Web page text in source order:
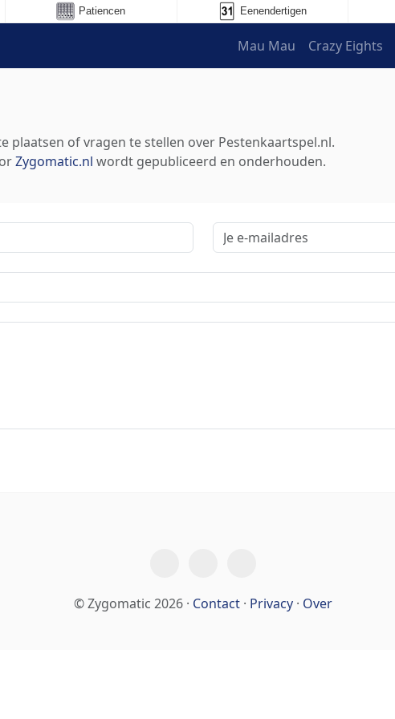
Patiencen Eenendertigen
Mau Mau Crazy Eights
of vragen te stellen over Pestenkaartspel.nl.
Zygomatic.nl wordt gepubliceerd en onderhouden.
© Zygomatic 2026 · Contact · Privacy · Over